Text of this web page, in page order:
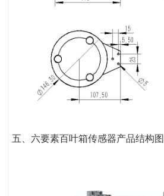
五、六要素百叶箱传感器产品结构图